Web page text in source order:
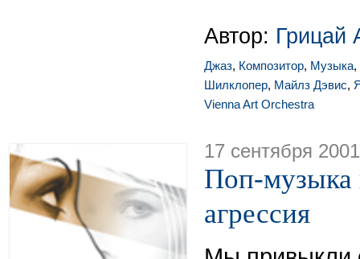
Автор: Грицай
Джаз, Композитор, Музыка,
Шилклопер, Майлз Дэвис,
Vienna Art Orchestra
17 сентября 2001
Поп-музыка
агрессия